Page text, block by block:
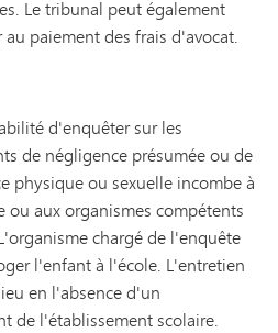
Le tribunal peut également
paiement des frais d'avocat.
d'enquêter sur les
de négligence présumée ou de
physique ou sexuelle incombe à
ou aux organismes compétents
chargé de l'enquête
l'enfant à l'école. L'entretien
en l'absence d'un
de l'établissement scolaire.